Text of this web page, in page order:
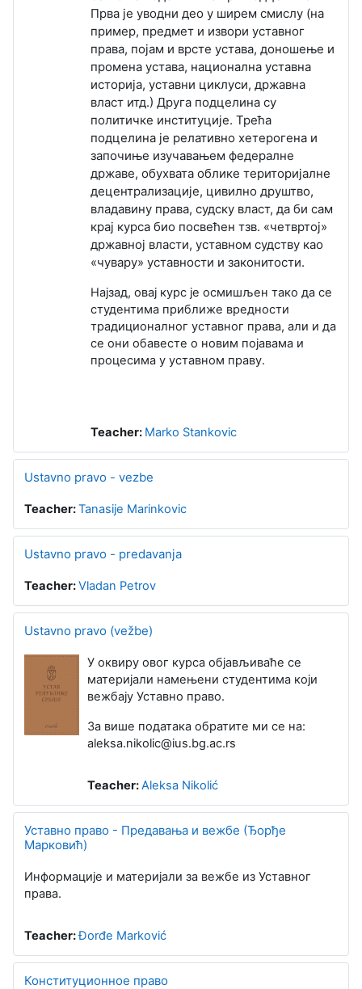
Прва је уводни део у ширем смислу (на
пример, предмет и извори уставног
права, појам и врсте устава, доношење и
промена устава, национална уставна
историја, уставни циклуси, државна
власт итд.) Друга подцелина су
политичке институције. Трећа
подцелина је релативно хетерогена и
започиње изучавањем федералне
државе, обухвата облике територијалне
децентрализације, цивилно друштво,
владавину права, судску власт, да би сам
крај курса био посвећен тзв. «четвртој»
државној власти, уставном судству као
«чувару» уставности и законитости.
Најзад, овај курс је осмишљен тако да се
студентима приближе вредности
традиционалног уставног права, али и да
се они обавесте о новим појавама и
процесима у уставном праву.
Teacher: Marko Stankovic
Ustavno pravo - vezbe
Teacher:Tanasije Marinkovic
Ustavno pravo - predavanja
Teacher:Vladan Petrov
Ustavno pravo (vežbe)
У оквиру овог курса објављиваће се
материјали намењени студентима који
вежбају Уставно право.
За више података обратите ми се на:
aleksa.nikolic@ius.bg.ac.rs
Teacher:Aleksa Nikolić
Уставно право - Предавања и вежбе (Ђорђе
Марковић)
Информације и материјали за вежбе из Уставног
права.
Teacher:Đorđe Marković
Конституционное право